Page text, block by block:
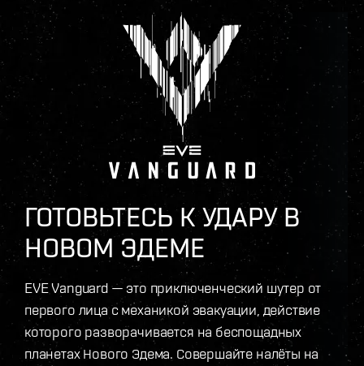
ГОТОВЬТЕСЬ К УДАРУ В
НОВОМ ЭДЕМЕ
EVE Vanguard — это приключенческий шутер от
первого лица с механикой эвакуации, действие
которого разворачивается на беспощадных
планетах Нового Эдема. Совершайте налёты на